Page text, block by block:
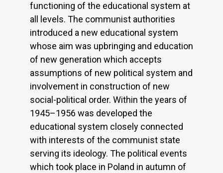
functioning of the educational system at
all levels. The communist authorities
introduced a new educational system
whose aim was upbringing and education
of new generation which accepts
assumptions of new political system and
involvement in construction of new
social-political order. Within the years of
1945–1956 was developed the
educational system closely connected
with interests of the communist state
serving its ideology. The political events
which took place in Poland in autumn of